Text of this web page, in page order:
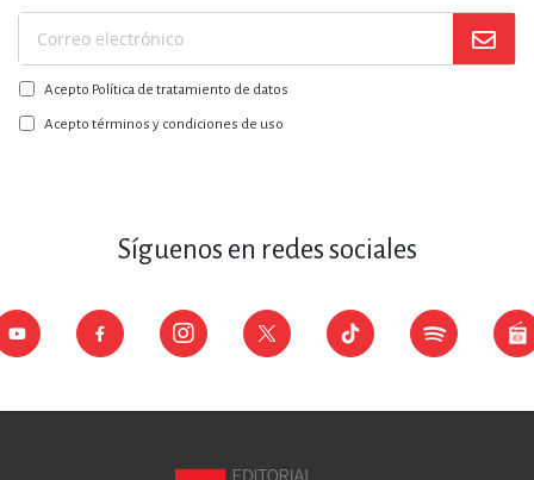
Suscríbase
a
nuestro
boletín:
Acepto Política de tratamiento de datos
Acepto términos y condiciones de uso
Síguenos en redes sociales